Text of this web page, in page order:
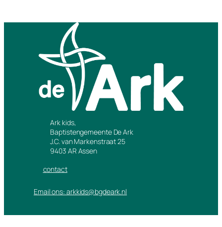
Ark kids,
Baptistengemeente De Ark
J.C. van Markenstraat 25
9403 AR Assen
contact
Email ons: arkkids@bgdeark.nl